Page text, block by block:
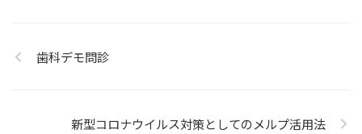
歯科デモ問診
新型コロナウイルス対策としてのメルプ活用法